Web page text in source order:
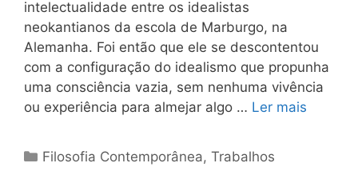
intelectualidade entre os idealistas
neokantianos da escola de Marburgo, na
Alemanha. Foi então que ele se descontentou
com a configuração do idealismo que propunha
uma consciência vazia, sem nenhuma vivência
ou experiência para almejar algo … Ler mais
Categorias
Filosofia Contemporânea,Trabalhos